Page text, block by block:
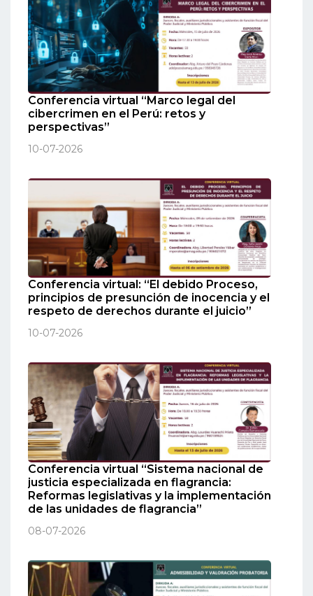
Conferencia virtual “Marco legal del
cibercrimen en el Perú: retos y
perspectivas”
10-07-2026
Conferencia virtual: “El debido Proceso,
principios de presunción de inocencia y el
respeto de derechos durante el juicio”
10-07-2026
Conferencia virtual “Sistema nacional de
justicia especializada en flagrancia:
Reformas legislativas y la implementación
de las unidades de flagrancia”
08-07-2026